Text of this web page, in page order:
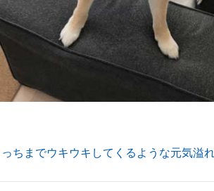
っちまでウキウキしてくるような元気溢